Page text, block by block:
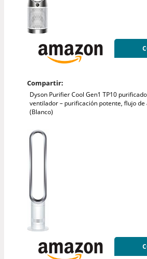
Compartir:
Dyson Purifier Cool Gen1 TP10
ventilador – purificación potente, flujo
(Blanco)